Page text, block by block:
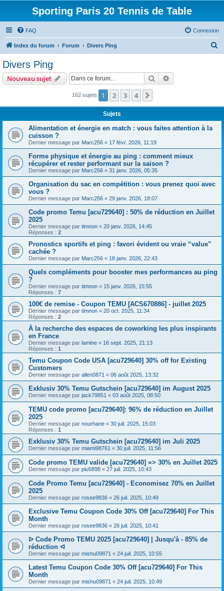
Sporting Paris 20 Tennis de Table
FAQ Connexion
Index du forum Forum Divers Ping
Divers Ping
Nouveau sujet Rechercher
162 sujets 1 2 3 4
Sujets
Alimentation et énergie en match : vous faites attention à la
cuisson ?
Dernier message par Marc256 « 17 févr. 2026, 11:19
Forme physique et énergie au ping : comment mieux
récupérer et rester performant sur la saison ?
Dernier message par Marc256 « 31 janv. 2026, 05:35
Organisation du sac en compétition : vous prenez quoi avec
vous ?
Dernier message par Marc256 « 29 janv. 2026, 18:07
Code promo Temu [acu729640] : 50% de réduction en Juillet
2025
Dernier message par timnon « 20 janv. 2026, 14:45
Réponses : 2
Pronostics sportifs et ping : favori évident ou vraie “value”
cachée ?
Dernier message par Marc256 « 18 janv. 2026, 22:43
Quels compléments pour booster mes performances au ping
?
Dernier message par timnon « 15 janv. 2026, 15:55
Réponses : 7
100€ de remise - Coupon TEMU [ACS670886] - juillet 2025
Dernier message par timnon « 20 oct. 2025, 11:34
Réponses : 2
À la recherche des espaces de coworking les plus inspirants
en France
Dernier message par lamine « 16 sept. 2025, 21:13
Réponses : 1
Temu Coupon Code USA [acu729640] 30% off for Existing
Customers
Dernier message par allen0871 « 06 août 2025, 13:32
Exklusiv 30% Temu Gutschein [acu729640] im August 2025
Dernier message par jack79851 « 03 août 2025, 08:50
TEMU code promo [acu729640]: 96% de réduction en Juillet
2025
Dernier message par nourhane « 30 juil. 2025, 15:03
Réponses : 1
Exklusiv 30% Temu Gutschein [acu729640] im Juli 2025
Dernier message par miami98761 « 30 juil. 2025, 11:56
Code promo TEMU valide [acu729640] => 30% en Juillet 2025
Dernier message par piu5898 « 27 juil. 2025, 10:43
Code Promo Temu [acu729640] - Economisez 70% en Juillet
2025
Dernier message par rosee9836 « 26 juil. 2025, 10:49
Exclusive Temu Coupon Code 30% Off [acu729640] For This
Month
Dernier message par rosee9836 « 26 juil. 2025, 10:41
ᐅ Code Promo TEMU 2025 [acu729640] | Jusqu'à - 85% de
réduction ᐊ
Dernier message par mishu09871 « 24 juil. 2025, 10:55
Latest Temu Coupon Code 30% Off [acu729640] For This
Month
Dernier message par mishu09871 « 24 juil. 2025, 10:49